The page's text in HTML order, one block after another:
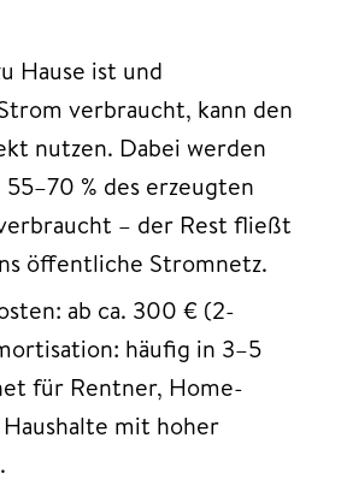
Hause ist und
verbraucht, kann den
nutzen. Dabei werden
% des erzeugten
– der Rest fließt
öffentliche Stromnetz.
ab ca. 300 € (2-
häufig in 3–5
für Rentner, Home-
mit hoher